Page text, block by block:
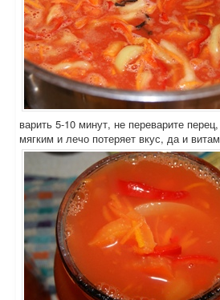
варить 5-10 минут, не переварите
мягким и лечо потеряет вкус, да и